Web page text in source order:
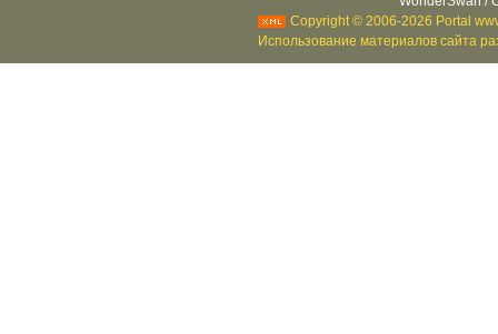
Copyright © 2006-2026 Portal
Использование материалов сайта